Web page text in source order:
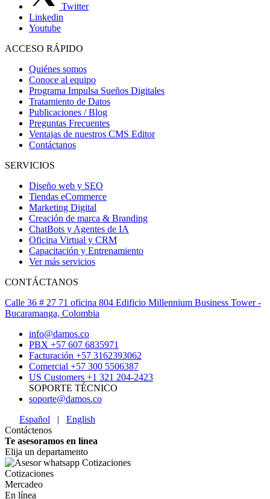
Twitter
Linkedin
Youtube
ACCESO RÁPIDO
Quiénes somos
Conoce al equipo
Programa Impulsa Sueños Digitales
Tratamiento de Datos
Publicaciones / Blog
Preguntas Frecuentes
Ventajas de nuestros CMS Editor
Contáctanos
SERVICIOS
Diseño web y SEO
Tiendas eCommerce
Marketing Digital
Creación de marca & Branding
ChatBots y Agentes de IA
Oficina Virtual y CRM
Capacitación y Entrenamiento
Ver más servicios
CONTÁCTANOS
Calle 36 # 27 71 oficina 804 Edificio Millennium Business Tower -
Bucaramanga, Colombia
info@damos.co
PBX +57 607 6835971
Facturación +57 3162393062
Comercial +57 300 5506387
US Customers +1 321 204-2423
SOPORTE TÉCNICO
soporte@damos.co
Español | English
Contáctenos
Te asesoramos en línea
Elija un departamento
Cotizaciones
Mercadeo
En línea